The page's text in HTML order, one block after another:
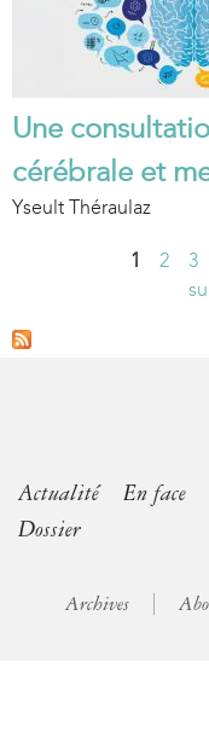
Une
cérébrale et
Yseult Théraulaz
a
1 2 3
Actualité En face
Dossier
Archives